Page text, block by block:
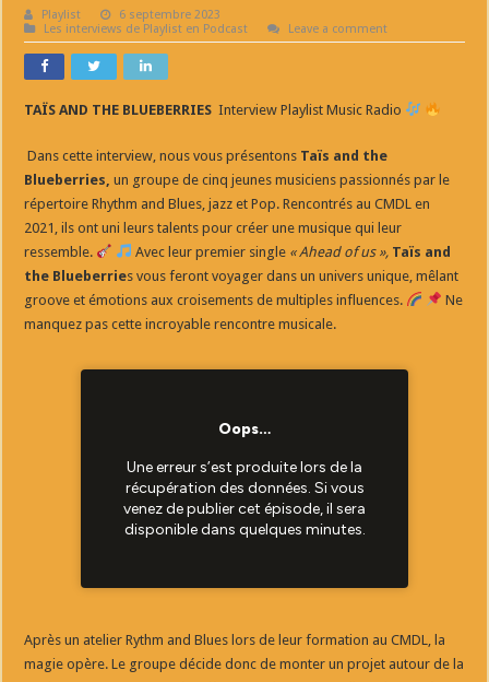
Playlist
6 septembre 2023
Les interviews de Playlist en Podcast
Leave a comment
TAÏS AND THE BLUEBERRIES Interview Playlist Music Radio
Dans cette interview, nous vous présentons Taïs and the
Blueberries, un groupe de cinq jeunes musiciens passionnés par le
répertoire Rhythm and Blues, jazz et Pop. Rencontrés au CMDL en
2021, ils ont uni leurs talents pour créer une musique qui leur
ressemble.
Avec leur premier single « Ahead of us », Taïs and
the Blueberries vous feront voyager dans un univers unique, mêlant
groove et émotions aux croisements de multiples influences.
Ne
manquez pas cette incroyable rencontre musicale.
Après un atelier Rythm and Blues lors de leur formation au CMDL, la
magie opère. Le groupe décide donc de monter un projet autour de la